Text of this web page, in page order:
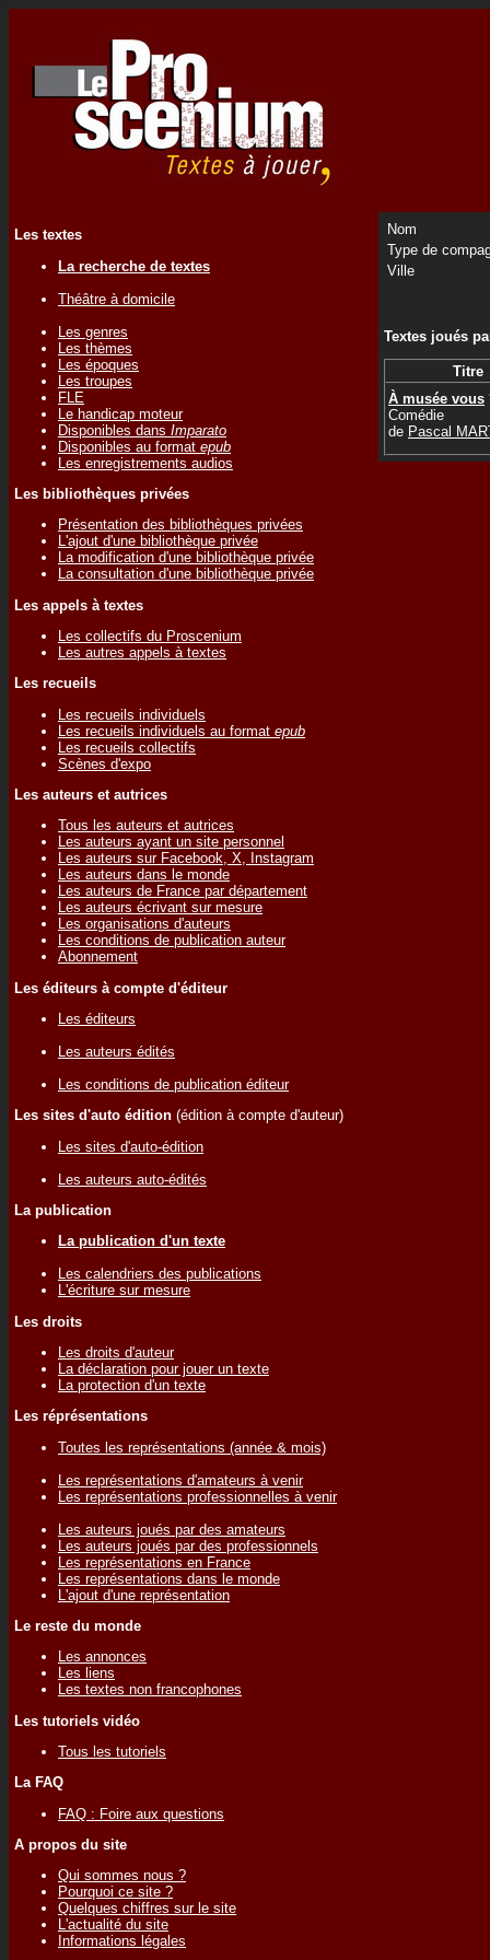
Les textes
La recherche de textes
Théâtre à domicile
Les genres
Les thèmes
Les époques
Les troupes
FLE
Le handicap moteur
Disponibles dans Imparato
Disponibles au format epub
Les enregistrements audios
Les bibliothèques privées
Présentation des bibliothèques privées
L'ajout d'une bibliothèque privée
La modification d'une bibliothèque privée
La consultation d'une bibliothèque privée
Les appels à textes
Les collectifs du Proscenium
Les autres appels à textes
Les recueils
Les recueils individuels
Les recueils individuels au format epub
Les recueils collectifs
Scènes d'expo
Les auteurs et autrices
Tous les auteurs et autrices
Les auteurs ayant un site personnel
Les auteurs sur Facebook, X, Instagram
Les auteurs dans le monde
Les auteurs de France par département
Les auteurs écrivant sur mesure
Les organisations d'auteurs
Les conditions de publication auteur
Abonnement
Les éditeurs à compte d'éditeur
Les éditeurs
Les auteurs édités
Les conditions de publication éditeur
Les sites d'auto édition (édition à compte d'auteur)
Les sites d'auto-édition
Les auteurs auto-édités
La publication
La publication d'un texte
Les calendriers des publications
L'écriture sur mesure
Les droits
Les droits d'auteur
La déclaration pour jouer un texte
La protection d'un texte
Les réprésentations
Toutes les représentations (année & mois)
Les représentations d'amateurs à venir
Les représentations professionnelles à venir
Les auteurs joués par des amateurs
Les auteurs joués par des professionnels
Les représentations en France
Les représentations dans le monde
L'ajout d'une représentation
Le reste du monde
Les annonces
Les liens
Les textes non francophones
Les tutoriels vidéo
Tous les tutoriels
La FAQ
FAQ : Foire aux questions
A propos du site
Qui sommes nous ?
Pourquoi ce site ?
Quelques chiffres sur le site
L'actualité du site
Informations légales
Nom
Type de
Ville
Textes joués
Titre
À musée vous
Comédie
de Pascal